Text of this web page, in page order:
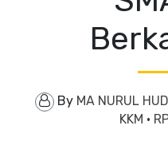
By MA NURUL
KKM ·